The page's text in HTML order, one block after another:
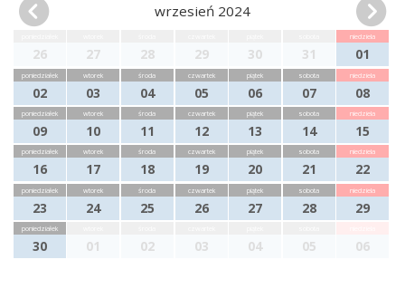
wrzesień 2024
26 27 28 29 30 31
niedziela
01
poniedziałek
02
wtorek
03
środa
04
czwartek
05
piątek
06
sobota
07
niedziela
08
poniedziałek
09
wtorek
10
środa
11
czwartek
12
piątek
13
sobota
14
niedziela
15
poniedziałek
16
wtorek
17
środa
18
czwartek
19
piątek
20
sobota
21
niedziela
22
poniedziałek
23
wtorek
24
środa
25
czwartek
26
piątek
27
sobota
28
niedziela
29
poniedziałek
30 01 02 03 04 05 06